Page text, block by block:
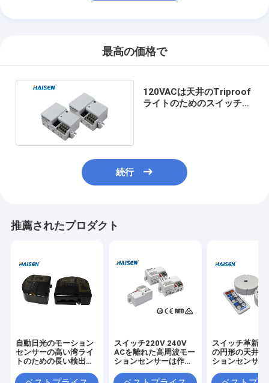
最高の価格で
120VACは天井のTriproof
ライトのためのスイッチ
続行
推薦されたプロダクト
自動日光のモーション
センサーの高い湾ライ
トのための長い検出区
スイッチ220V 240V
ACを離れた高周波モー
ションセンサーは作動
スイッチ革新的
の円形の天井灯
ションセンサー